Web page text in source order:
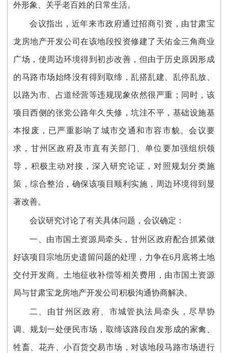
外形象、关乎老百姓的日常生活。
会议指出，近年来市政府通过招商引资，由甘肃宝
龙房地产开发公司在该地段投资修建了天佑金三角商业
广场，使周边环境得到初步改善，但由于历史原因形成
的马路市场始终没有得到取缔，乱搭乱建、乱停乱放、
以路为市、占道经营等违规现象依然很严重；同时，该
项目西侧的张党公路年久失修，坑洼不平，基础设施基
本报废，已严重影响了城市交通和市容市貌。会议要
求，甘州区政府及市直有关部门、单位要加强组织领
导，积极主动对接，深入研究论证，对照规划分类施
策，综合整治，确保该项目顺利实施，周边环境得到显
著改善。
会议研究讨论了有关具体问题，会议确定：
一、由市国土资源局牵头，甘州区政府配合抓紧做
好该项目宗地历史遗留问题的处理，力争在6月底将土地
交付开发商。土地征收补偿等相关费用，由市国土资源
局与甘肃宝龙房地产开发公司积极沟通协商解决。
二、由甘州区政府、市城管执法局牵头，尽早协
调、规划一处便民市场，取缔该路段自发形成的家禽、
牲畜、花卉、小百货交易市场，对该地段马路市场进行